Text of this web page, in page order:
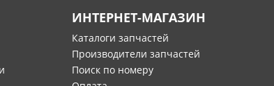
ИНТЕРНЕТ-МАГАЗИН
Каталоги запчастей
Производители запчастей
Поиск по номеру